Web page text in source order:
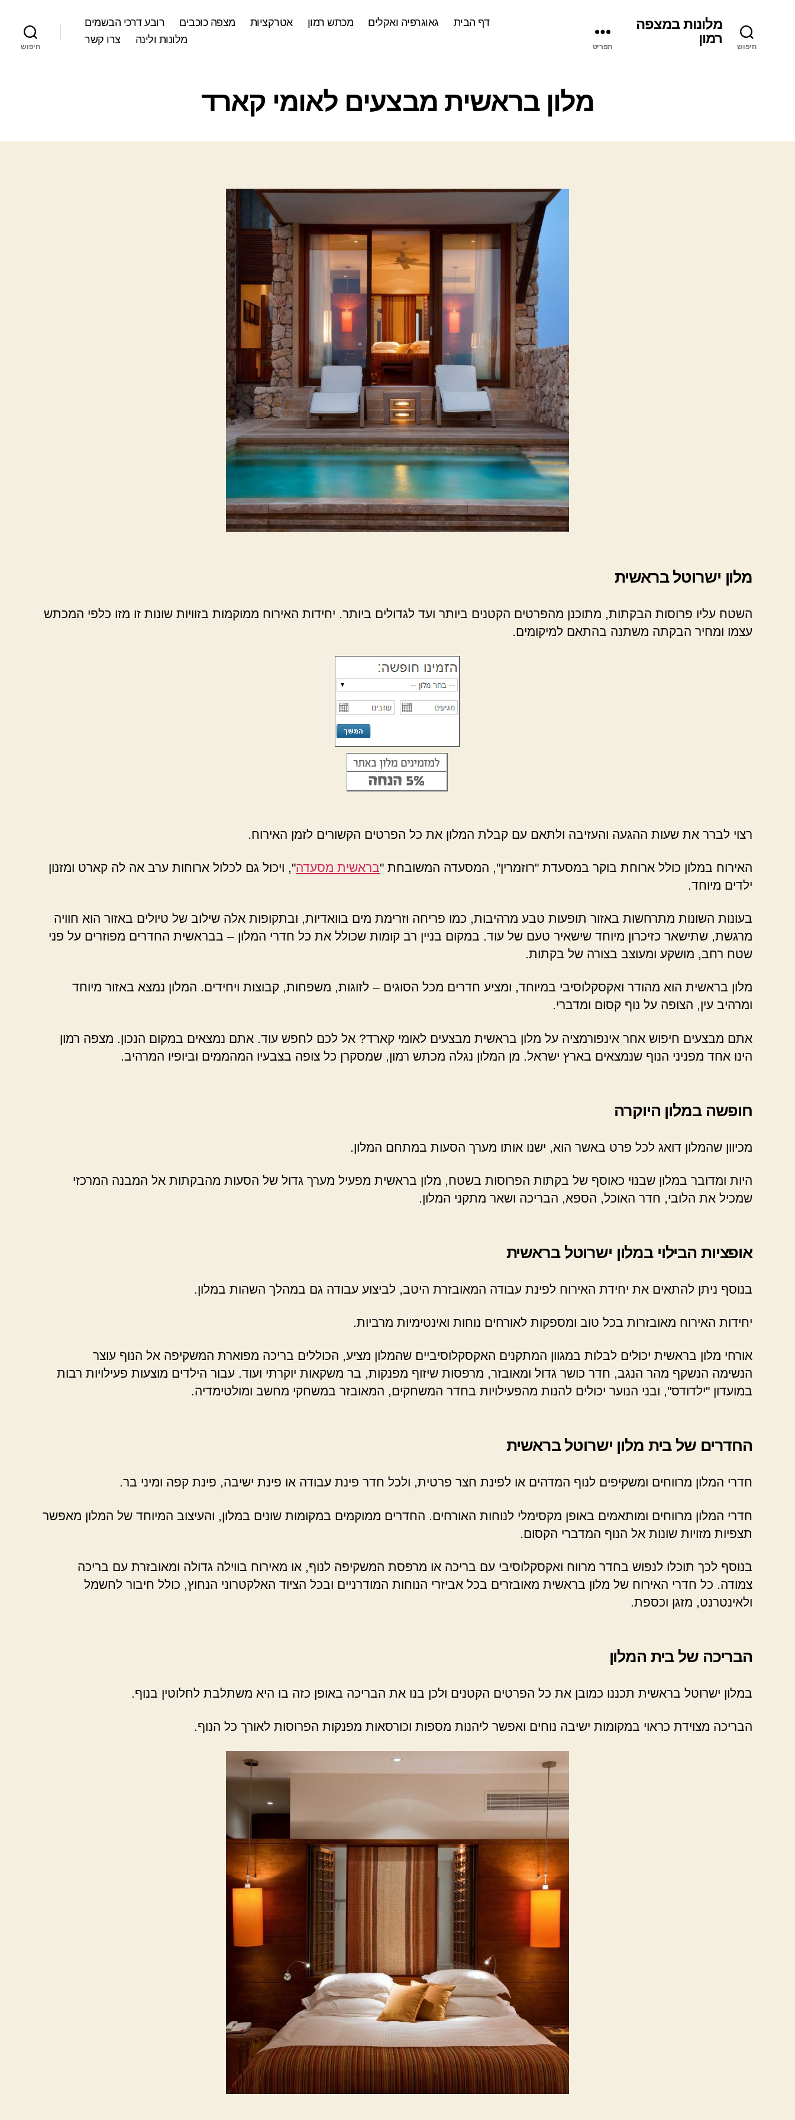
חיפוש
מלונות במצפה
רמון
תפריט
דף הבית גאוגרפיה ואקלים מכתש רמון אטרקציות מצפה כוכבים
רובע דרכי הבשמים
מלונות ולינה
צרו קשר
חיפוש
ק
ט
ר
מלון בראשית מבצעים לאומי קארד
מלון ישרוטל בראשית
השטח עליו פרוסות הבקתות, מתוכנן מהפרטים הקטנים ביותר ועד לגדולים ביותר. יחידות האירוח ממוקמות בזוויות שונות זו מזו כלפי המכתש
עצמו ומחיר הבקתה משתנה בהתאם למיקומים.
רצוי לברר את שעות ההגעה והעזיבה ולתאם עם קבלת המלון את כל הפרטים הקשורים לזמן האירוח.
האירוח במלון כולל ארוחת בוקר במסעדת "רוזמרין", המסעדה המשובחת "בראשית מסעדה", ויכול גם לכלול ארוחות ערב אה לה קארט ומזנון
ילדים מיוחד.
בעונות השונות מתרחשות באזור תופעות טבע מרהיבות, כמו פריחה וזרימת מים בוואדיות, ובתקופות אלה שילוב של טיולים באזור הוא חוויה
מרגשת, שתישאר כזיכרון מיוחד שישאיר טעם של עוד. במקום בניין רב קומות שכולל את כל חדרי המלון – בבראשית החדרים מפוזרים על פני
שטח רחב, מושקע ומעוצב בצורה של בקתות.
מלון בראשית הוא מהודר ואקסקלוסיבי במיוחד, ומציע חדרים מכל הסוגים – לזוגות, משפחות, קבוצות ויחידים. המלון נמצא באזור מיוחד
ומרהיב עין, הצופה על נוף קסום ומדברי.
אתם מבצעים חיפוש אחר אינפורמציה על מלון בראשית מבצעים לאומי קארד? אל לכם לחפש עוד. אתם נמצאים במקום הנכון. מצפה רמון
הינו אחד מפניני הנוף שנמצאים בארץ ישראל. מן המלון נגלה מכתש רמון, שמסקרן כל צופה בצבעיו המהממים וביופיו המרהיב.
חופשה במלון היוקרה
מכיוון שהמלון דואג לכל פרט באשר הוא, ישנו אותו מערך הסעות במתחם המלון.
היות ומדובר במלון שבנוי כאוסף של בקתות הפרוסות בשטח, מלון בראשית מפעיל מערך גדול של הסעות מהבקתות אל המבנה המרכזי
שמכיל את הלובי, חדר האוכל, הספא, הבריכה ושאר מתקני המלון.
אופציות הבילוי במלון ישרוטל בראשית
בנוסף ניתן להתאים את יחידת האירוח לפינת עבודה המאובזרת היטב, לביצוע עבודה גם במהלך השהות במלון.
יחידות האירוח מאובזרות בכל טוב ומספקות לאורחים נוחות ואינטימיות מרביות.
אורחי מלון בראשית יכולים לבלות במגוון המתקנים האקסקלוסיביים שהמלון מציע, הכוללים בריכה מפוארת המשקיפה אל הנוף עוצר
הנשימה הנשקף מהר הנגב, חדר כושר גדול ומאובזר, מרפסות שיזוף מפנקות, בר משקאות יוקרתי ועוד. עבור הילדים מוצעות פעילויות רבות
במועדון "ילדודס", ובני הנוער יכולים להנות מהפעילויות בחדר המשחקים, המאובזר במשחקי מחשב ומולטימדיה.
החדרים של בית מלון ישרוטל בראשית
חדרי המלון מרווחים ומשקיפים לנוף המדהים או לפינת חצר פרטית, ולכל חדר פינת עבודה או פינת ישיבה, פינת קפה ומיני בר.
חדרי המלון מרווחים ומותאמים באופן מקסימלי לנוחות האורחים. החדרים ממוקמים במקומות שונים במלון, והעיצוב המיוחד של המלון מאפשר
תצפיות מזויות שונות אל הנוף המדברי הקסום.
בנוסף לכך תוכלו לנפוש בחדר מרווח ואקסקלוסיבי עם בריכה או מרפסת המשקיפה לנוף, או מאירוח בווילה גדולה ומאובזרת עם בריכה
צמודה. כל חדרי האירוח של מלון בראשית מאובזרים בכל אביזרי הנוחות המודרניים ובכל הציוד האלקטרוני הנחוץ, כולל חיבור לחשמל
ולאינטרנט, מזגן וכספת.
הבריכה של בית המלון
במלון ישרוטל בראשית תכננו כמובן את כל הפרטים הקטנים ולכן בנו את הבריכה באופן כזה בו היא משתלבת לחלוטין בנוף.
הבריכה מצוידת כראוי במקומות ישיבה נוחים ואפשר ליהנות מספות וכורסאות מפנקות הפרוסות לאורך כל הנוף.